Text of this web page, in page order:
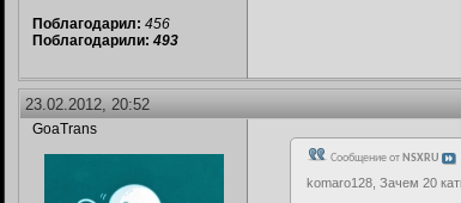
Поблагодарил: 456
Поблагодарили: 493
23.02.2012, 20:52
GoaTrans
Сообщение от NSXRU
komaro128, Зачем 20